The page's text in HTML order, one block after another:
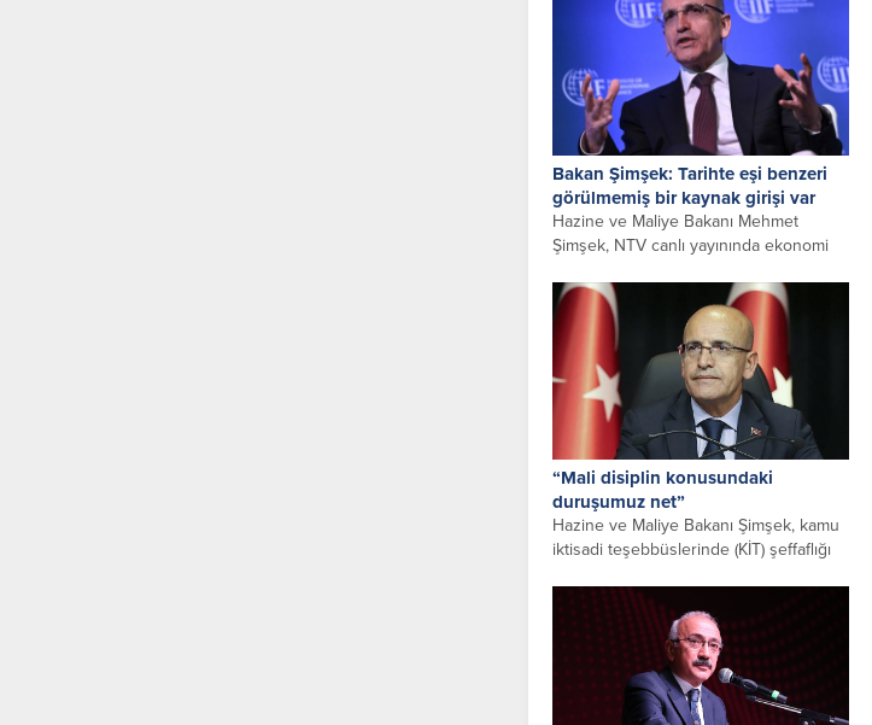
kesilmesine yönelik...
Bakan Şimşek: Tarihte eşi benzeri
görülmemiş bir kaynak girişi var
Hazine ve Maliye Bakanı Mehmet
Şimşek, NTV canlı yayınında ekonomi
bulunuyor. Şimşek, net rezervlerin...
“Mali disiplin konusundaki
duruşumuz net”
Hazine ve Maliye Bakanı Şimşek, kamu
iktisadi teşebbüslerinde (KİT) şeffaflığı